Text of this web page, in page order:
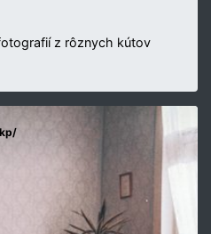
z rôznych kútov